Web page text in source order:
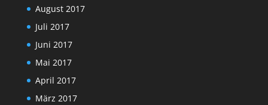
August 2017
Juli 2017
Juni 2017
Mai 2017
April 2017
März 2017